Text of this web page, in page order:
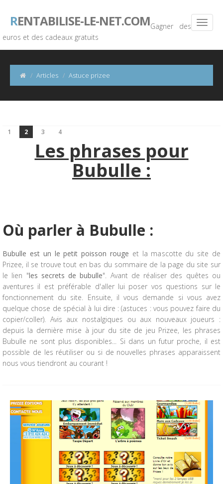
RENTABILISE-LE-NET.COMGagner des
euros et des cadeaux gratuits
Articles Astuce prizee
1 2 3 4
Les phrases pour
Bubulle :
Où parler à Bubulle :
Bubulle est un le petit poisson rouge et la mascotte du site de
Prizee, il se trouve tout en bas du sommaire de la page du site sur
le lien "les secrets de bubulle". Avant de réaliser des quêtes ou
aventures il est préférable d'aller lui poser vos questions sur le
fonctionnement du site. Ensuite, il vous demande si vous avez
quelque chose de spécial à lui dire : (astuces : vous pouvez faire du
copier/coller). Avis aux nostalgiques ou aux nouveaux joueurs :
depuis la dernière mise à jour du site de jeu Prizee, les phrases
Bubulle ne sont plus disponibles... Si dans un futur proche, il est
possible de les réutiliser ou si de nouvelles phrases apparaissent
nous vous tiendront au courant !